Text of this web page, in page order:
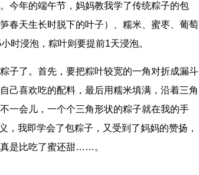
今年的端午节，妈妈教我学了传统粽子的包
春天生长时脱下的叶子）、糯米、蜜枣、葡萄
时浸泡，粽叶则要提前1天浸泡。
子了。首先，要把粽叶较宽的一角对折成漏斗
己喜欢吃的配料，最后用糯米填满，沿着三角
会儿，一个个三角形状的粽子就在我的手
我即学会了包粽子，又受到了妈妈的赞扬，
是比吃了蜜还甜……。